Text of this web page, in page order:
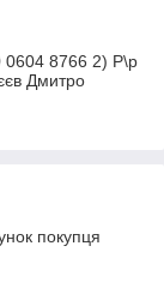
0604 8766 2) Р\р
Дмитро
покупця